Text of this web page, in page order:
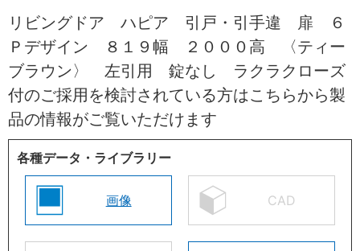
リビングドア ハピア 引戸・引手違 扉 ６
Ｐデザイン ８１９幅 ２０００高 〈ティー
ブラウン〉 左引用 錠なし ラクラクローズ
付のご採用を検討されている方はこちらから製
品の情報がご覧いただけます
各種データ・ライブラリー
画像 CAD